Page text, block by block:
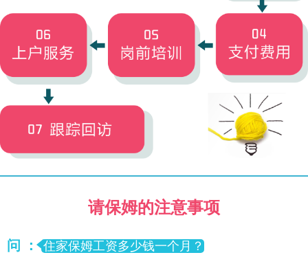
请保姆的注意事项
问 ： 住家保姆工资多少钱一个月？